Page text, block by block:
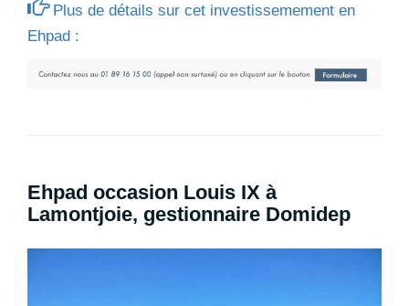
Plus de détails sur cet investissemement en
Ehpad :
Ehpad occasion Louis IX à
Lamontjoie, gestionnaire Domidep